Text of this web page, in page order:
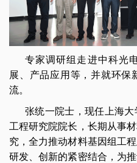
专家调研组走进中科光
展、产品应用等，并就环保
流。
张统一院士，现任上海
工程研究院院长，长期从事
究，全力推动材料基因组工
研发、创新的紧密结合，为